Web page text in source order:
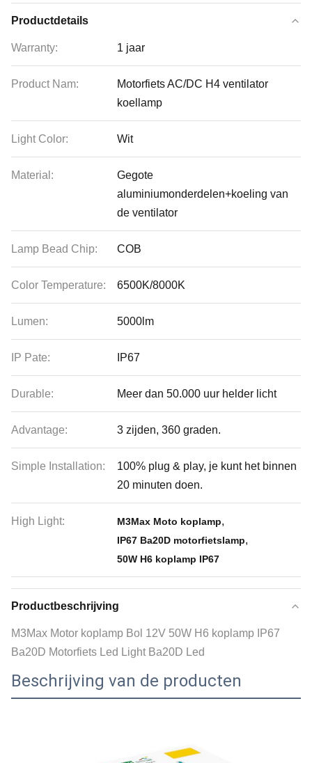
Productdetails
Warranty: 1 jaar
Product Nam:
Motorfiets AC/DC H4 ventilator
koellamp
Light Color: Wit
Material:
Gegote
aluminiumonderdelen+koeling van
de ventilator
Lamp Bead Chip: COB
Color Temperature: 6500K/8000K
Lumen: 5000lm
IP Pate: IP67
Durable: Meer dan 50.000 uur helder licht
Advantage: 3 zijden, 360 graden.
Simple Installation:
100% plug & play, je kunt het binnen
20 minuten doen.
High Light: M3Max Moto koplamp,
IP67 Ba20D motorfietslamp,
50W H6 koplamp IP67
Productbeschrijving
M3Max Motor koplamp Bol 12V 50W H6 koplamp IP67
Ba20D Motorfiets Led Light Ba20D Led
Beschrijving van de producten